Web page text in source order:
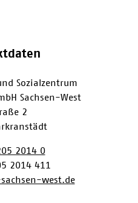
Sozialzentrum
Sachsen-West
2
2014 0
2014 411
west.de